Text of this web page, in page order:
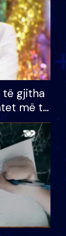
të gjitha
më të
Do më